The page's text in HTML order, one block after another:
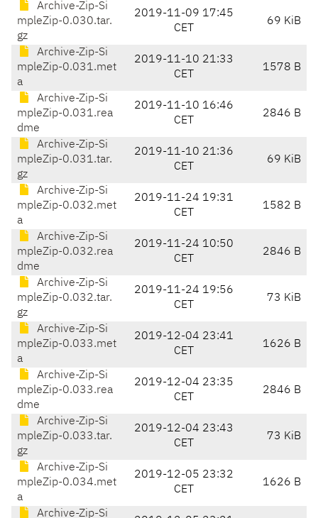
Archive-Zip-Si
mpleZip-0.030.tar.
gz
2019-11-09 17:45
CET
69 KiB
Archive-Zip-Si
mpleZip-0.031.met
a
2019-11-10 21:33
CET
1578 B
Archive-Zip-Si
mpleZip-0.031.rea
dme
2019-11-10 16:46
CET
2846 B
Archive-Zip-Si
mpleZip-0.031.tar.
gz
2019-11-10 21:36
CET
69 KiB
Archive-Zip-Si
mpleZip-0.032.met
a
2019-11-24 19:31
CET
1582 B
Archive-Zip-Si
mpleZip-0.032.rea
dme
2019-11-24 10:50
CET
2846 B
Archive-Zip-Si
mpleZip-0.032.tar.
gz
2019-11-24 19:56
CET
73 KiB
Archive-Zip-Si
mpleZip-0.033.met
a
2019-12-04 23:41
CET
1626 B
Archive-Zip-Si
mpleZip-0.033.rea
dme
2019-12-04 23:35
CET
2846 B
Archive-Zip-Si
mpleZip-0.033.tar.
gz
2019-12-04 23:43
CET
73 KiB
Archive-Zip-Si
mpleZip-0.034.met
a
2019-12-05 23:32
CET
1626 B
Archive-Zip-Si